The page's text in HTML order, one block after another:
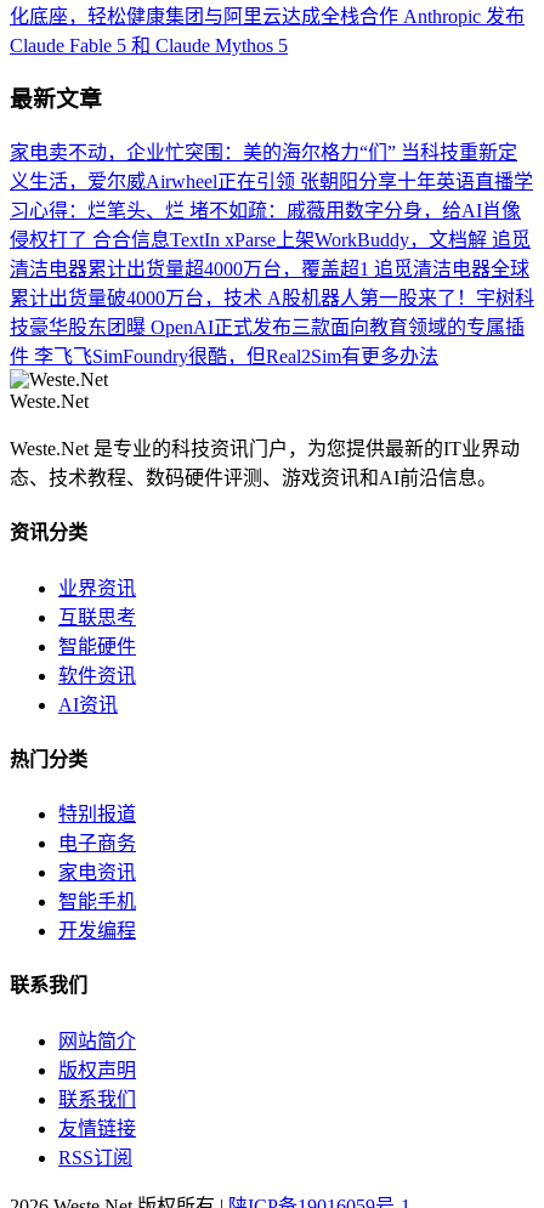
化底座，轻松健康集团与阿里云达成全栈合作 Anthropic 发布
Claude Fable 5 和 Claude Mythos 5
最新文章
家电卖不动，企业忙突围：美的海尔格力“们” 当科技重新定
义生活，爱尔威Airwheel正在引领 张朝阳分享十年英语直播学
习心得：烂笔头、烂 堵不如疏：戚薇用数字分身，给AI肖像
侵权打了 合合信息TextIn xParse上架WorkBuddy，文档解 追觅
清洁电器累计出货量超4000万台，覆盖超1 追觅清洁电器全球
累计出货量破4000万台，技术 A股机器人第一股来了！宇树科
技豪华股东团曝 OpenAI正式发布三款面向教育领域的专属插
件 李飞飞SimFoundry很酷，但Real2Sim有更多办法
Weste.Net
Weste.Net 是专业的科技资讯门户，为您提供最新的IT业界动
态、技术教程、数码硬件评测、游戏资讯和AI前沿信息。
资讯分类
业界资讯
互联思考
智能硬件
软件资讯
AI资讯
热门分类
特别报道
电子商务
家电资讯
智能手机
开发编程
联系我们
网站简介
版权声明
联系我们
友情链接
RSS订阅